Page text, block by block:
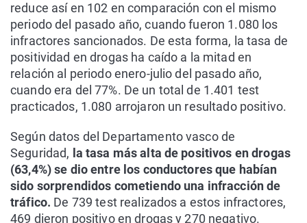
reduce así en 102 en comparación con el mismo
periodo del pasado año, cuando fueron 1.080 los
infractores sancionados. De esta forma, la tasa de
positividad en drogas ha caído a la mitad en
relación al periodo enero-julio del pasado año,
cuando era del 77%. De un total de 1.401 test
practicados, 1.080 arrojaron un resultado positivo.
Según datos del Departamento vasco de
Seguridad, la tasa más alta de positivos en drogas
(63,4%) se dio entre los conductores que habían
sido sorprendidos cometiendo una infracción de
tráfico. De 739 test realizados a estos infractores,
469 dieron positivo en drogas y 270 negativo.